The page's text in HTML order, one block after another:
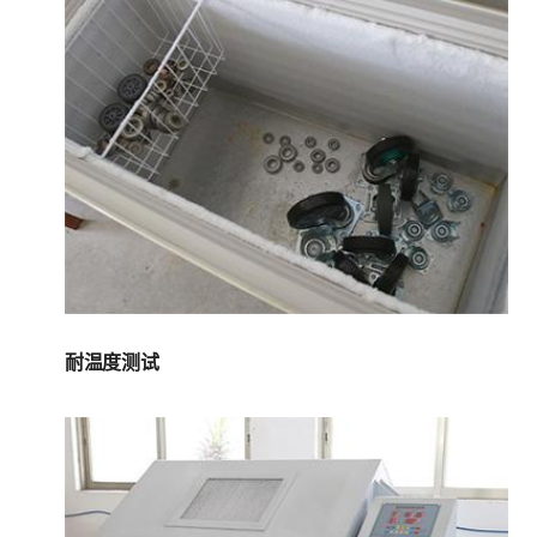
耐温度测试